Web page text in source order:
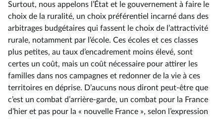
Surtout, nous appelons l’État et le gouvernement à faire le
choix de la ruralité, un choix préférentiel incarné dans des
arbitrages budgétaires qui fassent le choix de l’attractivité
rurale, notamment par l’école. Ces écoles et ces classes
plus petites, au taux d’encadrement moins élevé, sont
certes un coût, mais un coût nécessaire pour attirer les
familles dans nos campagnes et redonner de la vie à ces
territoires en déprise. D’aucuns nous diront peut-être que
c’est un combat d’arrière-garde, un combat pour la France
d’hier et pas pour la « nouvelle France », selon l’expression